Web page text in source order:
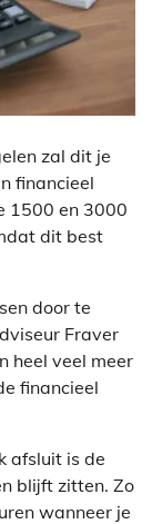
zal dit je
financieel
1500 en 3000
dit best
door te
Fraver
heel veel meer
financieel
afsluit is de
blijft zitten. Zo
wanneer je